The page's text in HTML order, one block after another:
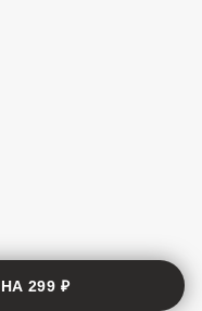
НА299 ₽